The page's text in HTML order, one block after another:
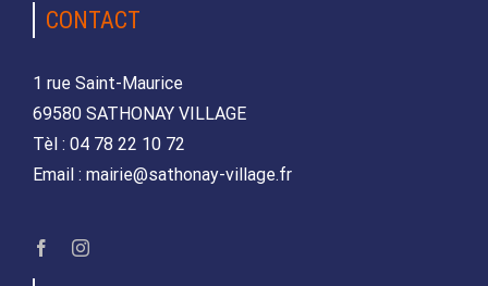
CONTACT
1 rue Saint-Maurice
69580 SATHONAY VILLAGE
Tèl : 04 78 22 10 72
Email : mairie@sathonay-village.fr